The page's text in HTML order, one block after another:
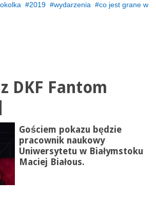
2019 wydarzenia
co jest grane w
DKF Fantom
Gościem pokazu będzie
pracownik naukowy
Uniwersytetu w Białymstoku
Maciej Białous.